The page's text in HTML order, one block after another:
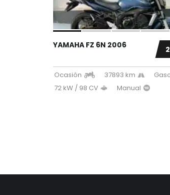
YAMAHA FZ 6N 2006
Ocasión 37893 km
72 kW / 98 CV
Manual